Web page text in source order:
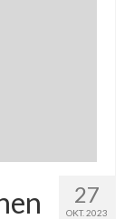
27
OKT. 2023